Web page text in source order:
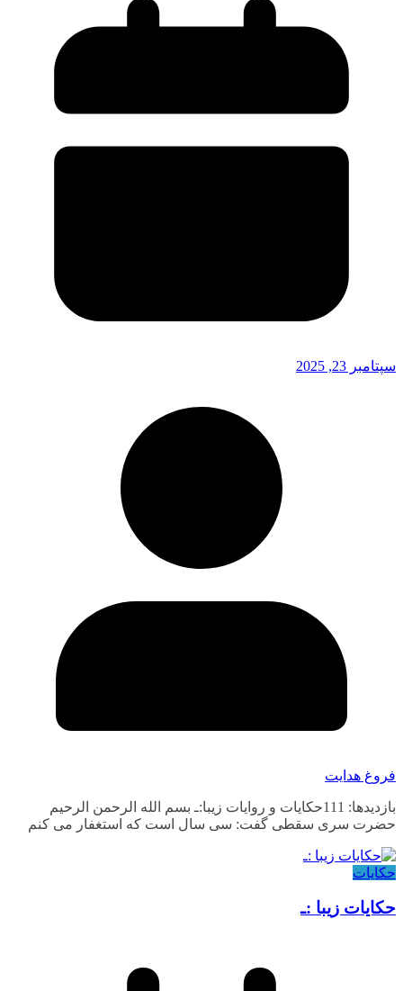
سپتامبر 23, 2025
فروغ هدایت
بازدیدها: 111حکایات و روایات زیبا:ـ بسم الله الرحمن الرحیم
حضرت سری سقطی گفت: سی سال است که استغفار می کنم
حکایات
حکایات زیبا :ـ